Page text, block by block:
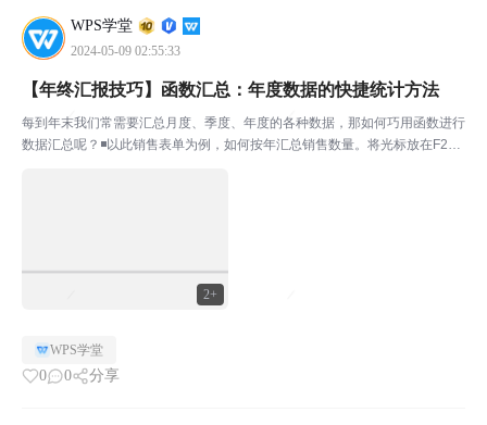
WPS学堂
2024-05-09 02:55:33
2+
【年终汇报技巧】函数汇总：年度数据的快捷统计方法
每到年末我们常需要汇总月度、季度、年度的各种数据，那如何巧用函数进行
数据汇总呢？◾以此销售表单为例，如何按年汇总销售数量。将光标放在F2
WPS学堂
0 0 分享